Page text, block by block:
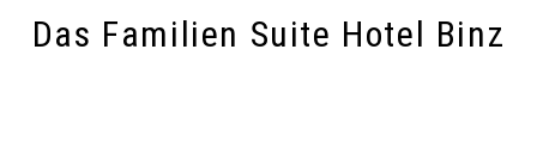
Das Familien Suite Hotel Binz